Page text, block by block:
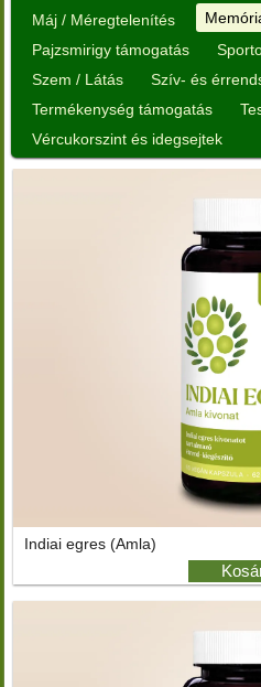
Máj / Méregtelenítés
Pajzsmirigy támogatás
Szem / Látás
Szív- és
Termékenység támogatás
Vércukorszint és idegsejtek
Indiai egres (Amla)